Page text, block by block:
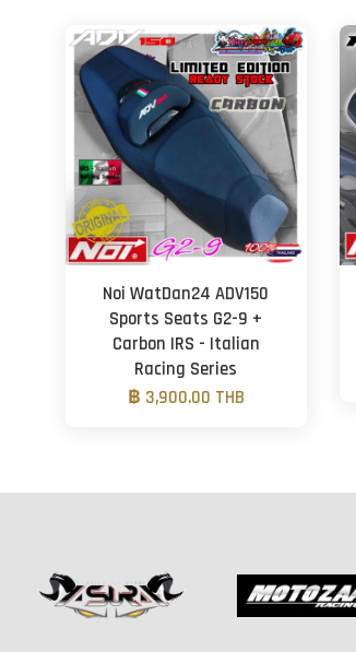
Noi WatDan24 ADV150
Sports Seats G2-9 +
Carbon IRS - Italian
Racing Series
฿ 3,900.00 THB